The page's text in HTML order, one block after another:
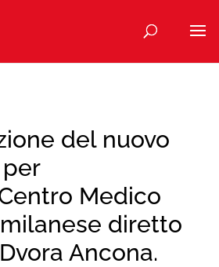
del nuovo
Medico
diretto
Ancona.